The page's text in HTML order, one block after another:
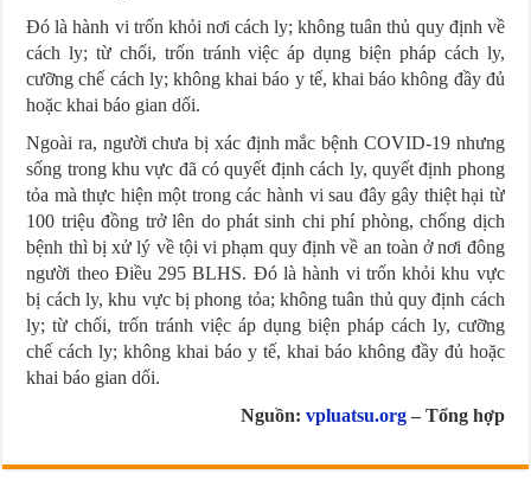
Đó là hành vi trốn khỏi nơi cách ly; không tuân thủ quy định về
cách ly; từ chối, trốn tránh việc áp dụng biện pháp cách ly,
cưỡng chế cách ly; không khai báo y tế, khai báo không đầy đủ
hoặc khai báo gian dối.
Ngoài ra, người chưa bị xác định mắc bệnh COVID-19 nhưng
sống trong khu vực đã có quyết định cách ly, quyết định phong
tỏa mà thực hiện một trong các hành vi sau đây gây thiệt hại từ
100 triệu đồng trở lên do phát sinh chi phí phòng, chống dịch
bệnh thì bị xử lý về tội vi phạm quy định về an toàn ở nơi đông
người theo Điều 295 BLHS. Đó là hành vi trốn khỏi khu vực
bị cách ly, khu vực bị phong tỏa; không tuân thủ quy định cách
ly; từ chối, trốn tránh việc áp dụng biện pháp cách ly, cưỡng
chế cách ly; không khai báo y tế, khai báo không đầy đủ hoặc
khai báo gian dối.
Nguồn: vpluatsu.org– Tổng hợp